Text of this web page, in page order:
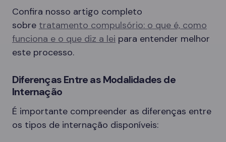
Confira nosso artigo completo
sobre tratamento compulsório: o que é, como
funciona e o que diz a lei para entender melhor
este processo.
Diferenças Entre as Modalidades de
Internação
É importante compreender as diferenças entre
os tipos de internação disponíveis: